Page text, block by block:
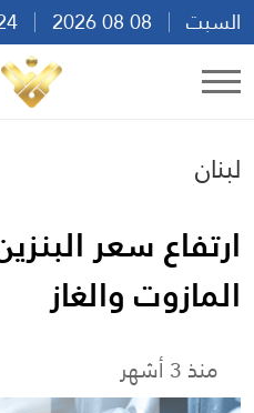
السبت
01:35
لبنان
ارتفاع سعر
المازوت والغاز
منذ 3 أشهر